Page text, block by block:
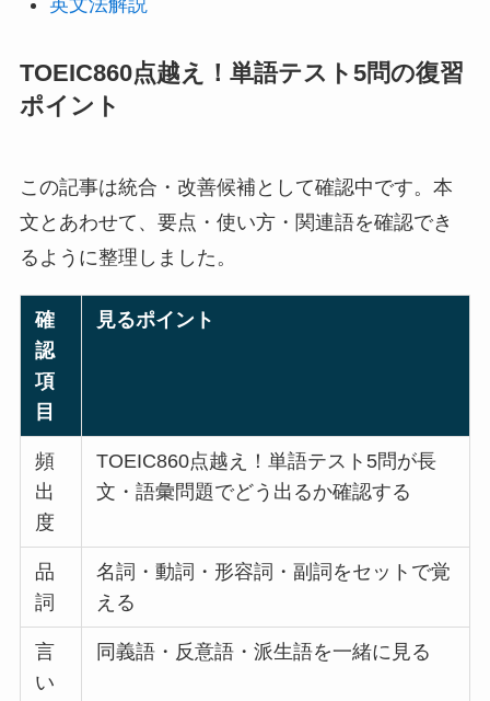
TOEIC860点越え！単語テスト5問の復習
ポイント
この記事は統合・改善候補として確認中です。本
文とあわせて、要点・使い方・関連語を確認でき
るように整理しました。
確
認
項
目
見るポイント
頻
出
度
TOEIC860点越え！単語テスト5問が長
文・語彙問題でどう出るか確認する
品
詞
名詞・動詞・形容詞・副詞をセットで覚
える
言
い
同義語・反意語・派生語を一緒に見る